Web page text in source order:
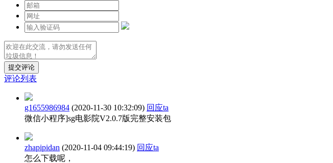
提交评论
评论列表
g1655986984 (2020-11-30 10:32:09) 回应ta
微信小程序]sg电影院V2.0.7版完整安装包
zhapipidan (2020-11-04 09:44:19) 回应ta
怎么下载呢，